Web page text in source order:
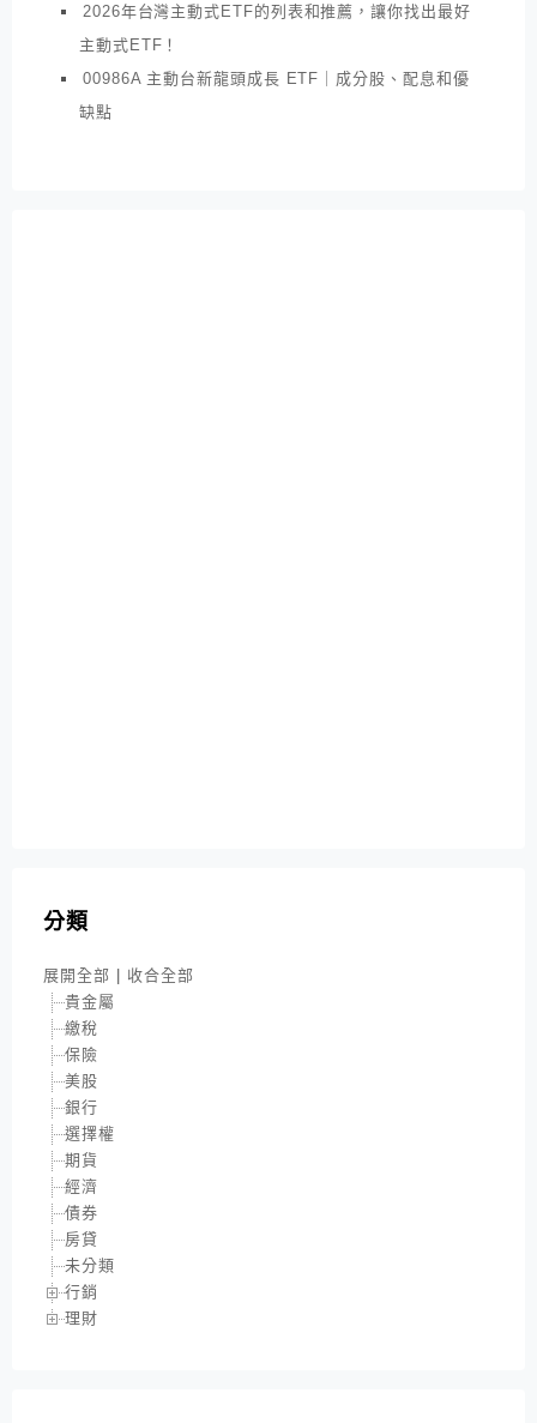
2026年台灣主動式ETF的列表和推薦，讓你找出最好
主動式ETF！
00986A 主動台新龍頭成長 ETF｜成分股、配息和優
缺點
分類
展開全部
收合全部
貴金屬
繳稅
保險
美股
銀行
選擇權
期貨
經濟
債券
房貸
未分類
行銷
理財